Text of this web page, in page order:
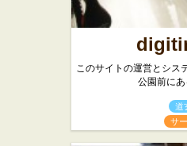
このサイトの運営とシス
公園前にあ
道
サ